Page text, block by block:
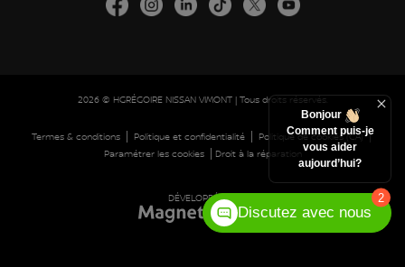
2026 © HGRÉGOIRE NISSAN VIMONT| Tous droits réservés.
Termes & conditions| Politique et confidentialité| Politique de cookies (CA)|
Paramétrer les cookies| Droit à la réparation
DÉVELOPPÉ PAR 2
Bonjour
Comment puis-je
vous aider
aujourd’hui?
Discutez avec nous